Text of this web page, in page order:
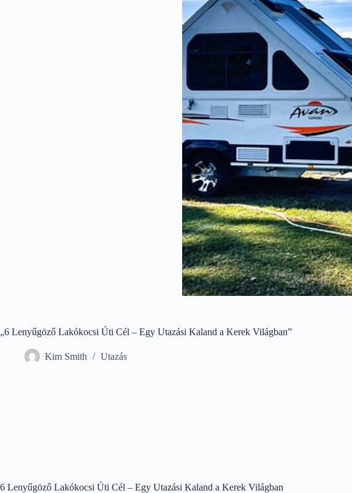
„6 Lenyűgöző Lakókocsi Úti Cél – Egy Utazási Kaland a Kerek Világban”
Kim Smith Utazás
6 Lenyűgöző Lakókocsi Úti Cél – Egy Utazási Kaland a Kerek Világban